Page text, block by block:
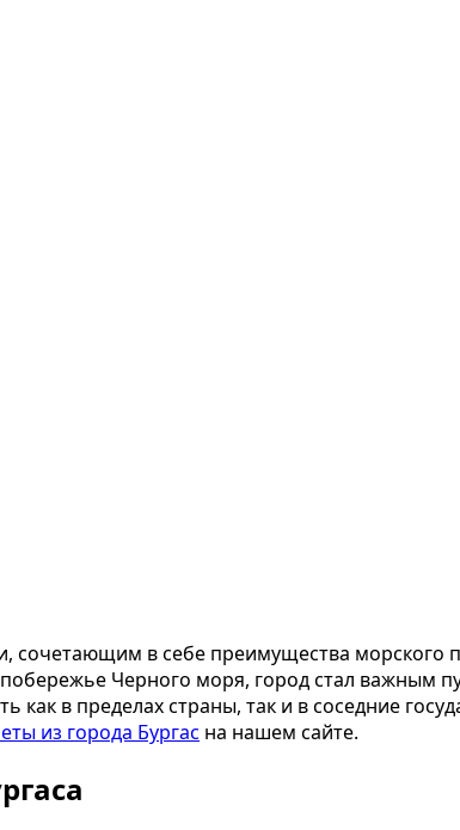
сочетающим в себе преимущества морского
Черного моря, город стал важным
в пределах страны, так и в соседние
из города Бургас на нашем сайте.